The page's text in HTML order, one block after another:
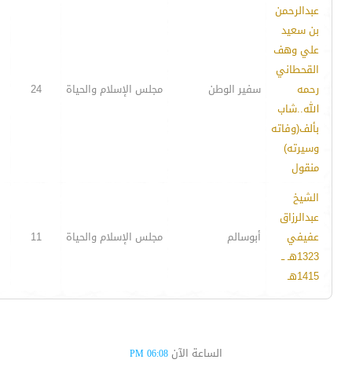
عبدالرحمن
بن سعيد
علي وهف
القحطاني
رحمه
الله..شاب
بألف(وفاته
وسيرته)
منقول
سفير الوطن مجلس الإسلام والحياة 24
الشيخ
عبدالرزاق
عفيفي
1323هـ ــ
1415هـ
أبوسالم مجلس الإسلام والحياة 11
الساعة الآن 06:08 PM